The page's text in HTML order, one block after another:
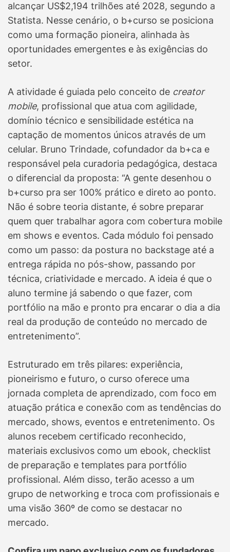
alcançar US$2,194 trilhões até 2028, segundo a
Statista. Nesse cenário, o b+curso se posiciona
como uma formação pioneira, alinhada às
oportunidades emergentes e às exigências do
setor.
A atividade é guiada pelo conceito de creator
mobile, profissional que atua com agilidade,
domínio técnico e sensibilidade estética na
captação de momentos únicos através de um
celular. Bruno Trindade, cofundador da b+ca e
responsável pela curadoria pedagógica, destaca
o diferencial da proposta: “A gente desenhou o
b+curso pra ser 100% prático e direto ao ponto.
Não é sobre teoria distante, é sobre preparar
quem quer trabalhar agora com cobertura mobile
em shows e eventos. Cada módulo foi pensado
como um passo: da postura no backstage até a
entrega rápida no pós-show, passando por
técnica, criatividade e mercado. A ideia é que o
aluno termine já sabendo o que fazer, com
portfólio na mão e pronto pra encarar o dia a dia
real da produção de conteúdo no mercado de
entretenimento”.
Estruturado em três pilares: experiência,
pioneirismo e futuro, o curso oferece uma
jornada completa de aprendizado, com foco em
atuação prática e conexão com as tendências do
mercado, shows, eventos e entretenimento. Os
alunos recebem certificado reconhecido,
materiais exclusivos como um ebook, checklist
de preparação e templates para portfólio
profissional. Além disso, terão acesso a um
grupo de networking e troca com profissionais e
uma visão 360º de como se destacar no
mercado.